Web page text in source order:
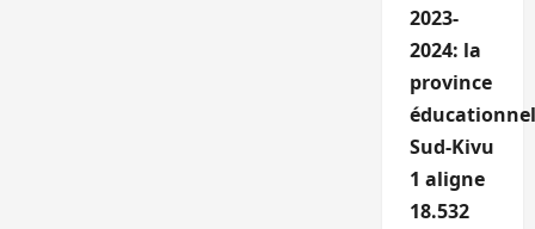
2023-
2024: la
province
Sud-Kivu
1 aligne
18.532